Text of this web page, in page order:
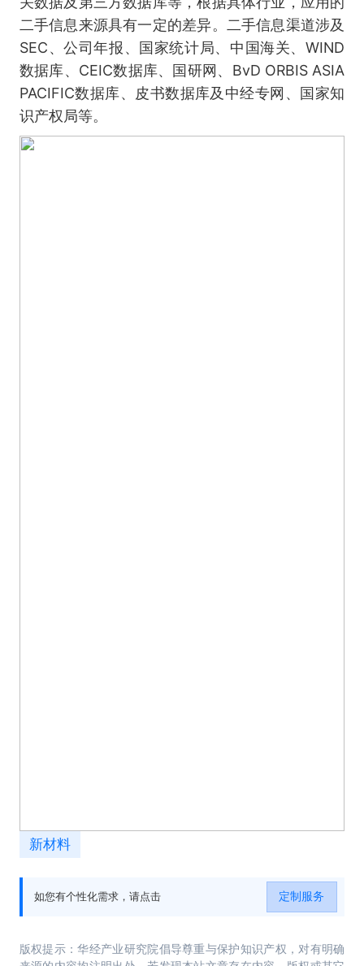
二手信息来源具有一定的差异。二手信息渠道涉及
SEC、公司年报、国家统计局、中国海关、WIND
数据库、CEIC数据库、国研网、BvD ORBIS ASIA
PACIFIC数据库、皮书数据库及中经专网、国家知
识产权局等。
新材料
如您有个性化需求，请点击 定制服务
版权提示：华经产业研究院倡导尊重与保护知识产权，对有明确